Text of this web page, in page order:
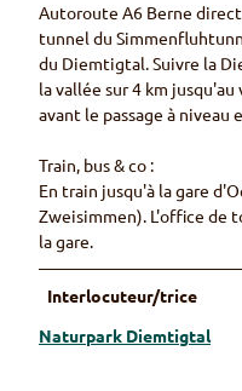
Autoroute A6 Berne
tunnel du
du Diemtigtal. Suivre la
la vallée sur 4 km
avant le passage à niveau
Train, bus & co :
En train jusqu'à la gare
Zweisimmen). L'office de
la gare.
Interlocuteur/trice
Naturpark Diemtigtal